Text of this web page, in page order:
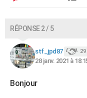
RÉPONSE 2 / 5
stf_jpd87 29
28 janv. 2021 à
Bonjour